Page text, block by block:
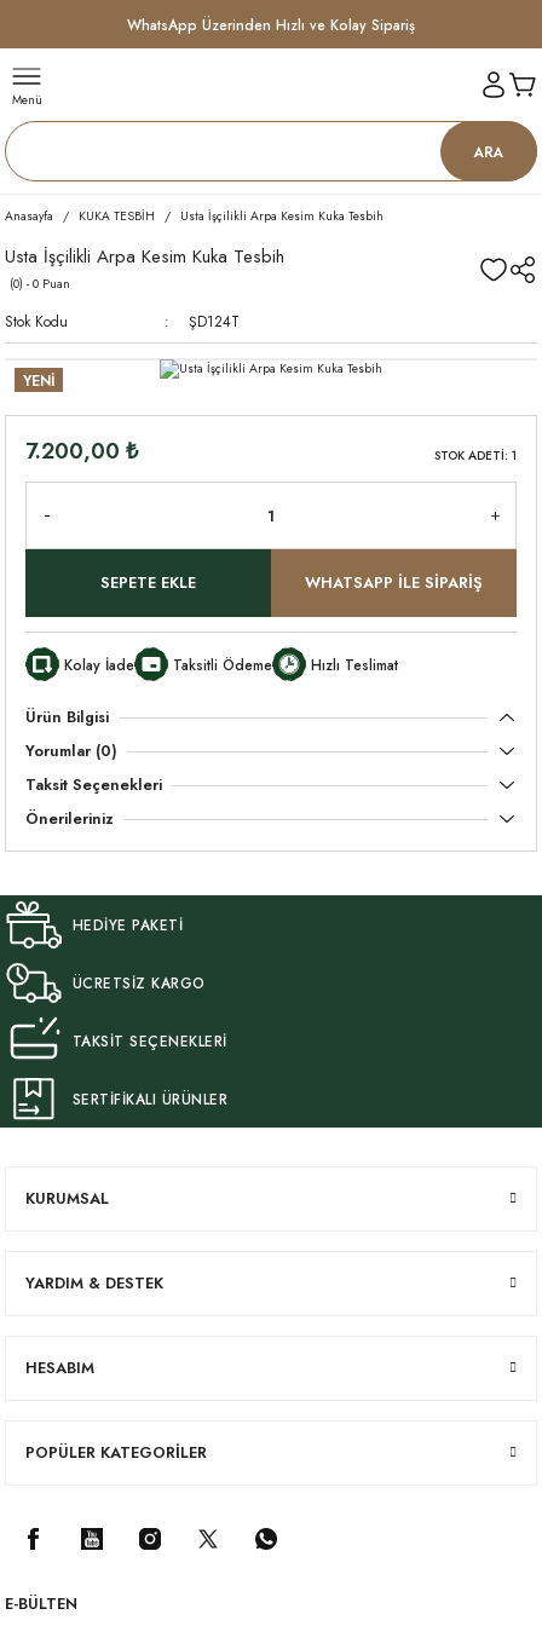
WhatsApp Üzerinden Hızlı ve Kolay Sipariş
Menü
ARA
Anasayfa KUKA TESBİH Usta İşçilikli Arpa Kesim Kuka Tesbih
Usta İşçilikli Arpa Kesim Kuka Tesbih
(0) - 0 Puan
Stok Kodu ŞD124T
YENİ
7.200,00 ₺ STOK ADETİ: 1
SEPETE EKLE WHATSAPP İLE SİPARİŞ
Kolay İade Taksitli Ödeme Hızlı Teslimat
Ürün Bilgisi
Yorumlar (0)
Taksit Seçenekleri
Önerileriniz
HEDİYE PAKETİ
ÜCRETSİZ KARGO
TAKSİT SEÇENEKLERİ
SERTİFİKALI ÜRÜNLER
KURUMSAL
YARDIM & DESTEK
HESABIM
POPÜLER KATEGORİLER
E-BÜLTEN